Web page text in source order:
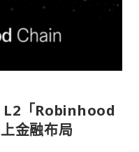
L2「Robinhood
金融布局